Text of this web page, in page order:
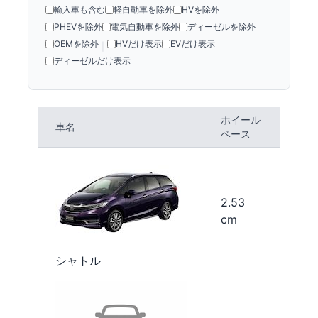
輸入車も含む 軽自動車を除外
HVを除外
PHEVを除外
電気自動車を除外
ディーゼルを除外
OEMを除外
HVだけ表示
EVだけ表示
ディーゼルだけ表示
車名
ホイール
ベース
シャトル
2.53
cm